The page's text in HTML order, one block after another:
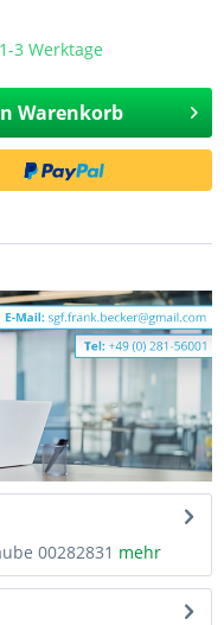
3 Werktage
Warenkorb
00282831 mehr